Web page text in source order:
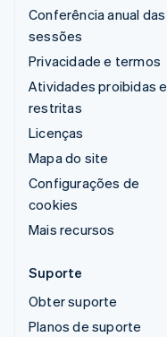
Conferência anual das
sessões
Privacidade e termos
Atividades proibidas e
restritas
Licenças
Mapa do site
Configurações de
cookies
Mais recursos
Suporte
Obter suporte
Planos de suporte